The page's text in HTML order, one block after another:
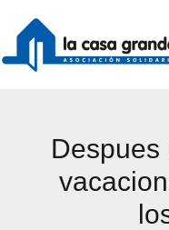
contenido
Despues